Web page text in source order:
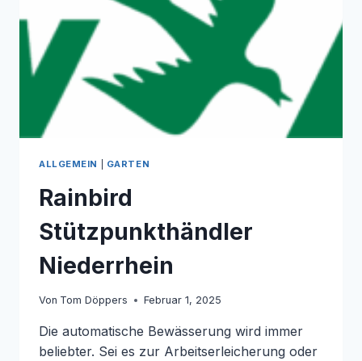
ALLGEMEIN GARTEN
Rainbird
Stützpunkthändler
Niederrhein
Von Tom Döppers Februar 1, 2025
Die automatische Bewässerung wird immer
beliebter. Sei es zur Arbeitserleicherung oder